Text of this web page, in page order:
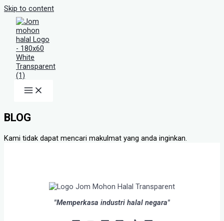
Skip to content
BLOG
Kami tidak dapat mencari makulmat yang anda inginkan.
"Memperkasa industri halal negara"